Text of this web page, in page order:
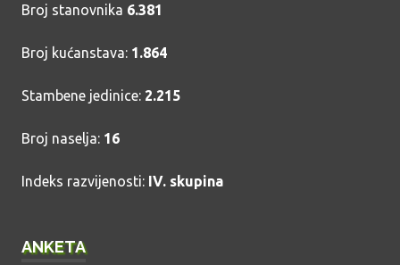
Broj stanovnika 6.381
Broj kućanstava: 1.864
Stambene jedinice: 2.215
Broj naselja: 16
Indeks razvijenosti: IV. skupina
ANKETA